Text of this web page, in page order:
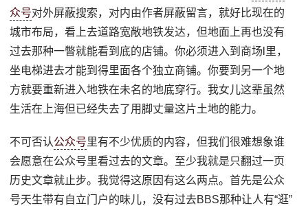
众号对外屏蔽搜索，对内由作者屏蔽留言，就好比现在的
城市布局，看上去道路宽敞地铁发达，但地面上再也没有
过去那种一瞥就能看到底的店铺。你必须进入到商场l里，
坐电梯进去才能到得里面各个独立商铺。你要到另一个地
方就要重新进入地铁在未名的地底穿行。我女儿这辈虽然
生活在上海但已经失去了用脚丈量这片土地的能力。
不可否认公众号里有不少优质的内容，但我们很难想象谁
会愿意在公众号里看过去的文章。至少我就是只翻过一页
历史文章就止步。我觉得这原因有这么两点。首先是公众
号天生带有自立门户的味儿，没有过去BBS那种让人有“逛”